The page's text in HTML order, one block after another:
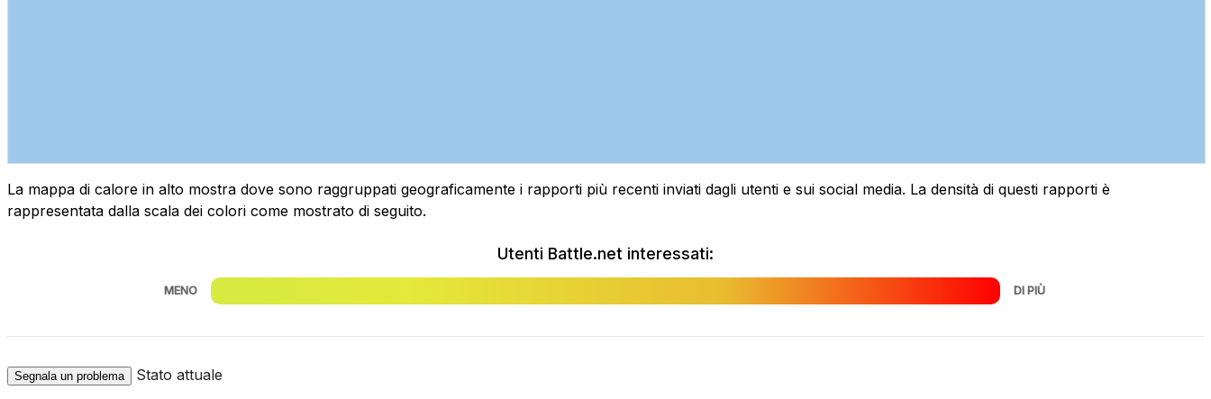
La mappa di calore in alto mostra dove sono raggruppati geograficamente i rapporti più recenti inviati dagli utenti e sui social media. La densità di questi rapporti è
rappresentata dalla scala dei colori come mostrato di seguito.
Utenti Battle.net interessati:
MENO DI PIÙ
Segnala un problema Stato attuale